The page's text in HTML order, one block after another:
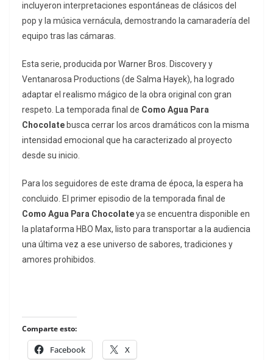
incluyeron interpretaciones espontáneas de clásicos del
pop y la música vernácula, demostrando la camaradería del
equipo tras las cámaras.
Esta serie, producida por Warner Bros. Discovery y
Ventanarosa Productions (de Salma Hayek), ha logrado
adaptar el realismo mágico de la obra original con gran
respeto. La temporada final de Como Agua Para
Chocolate busca cerrar los arcos dramáticos con la misma
intensidad emocional que ha caracterizado al proyecto
desde su inicio.
Para los seguidores de este drama de época, la espera ha
concluido. El primer episodio de la temporada final de
Como Agua Para Chocolateya se encuentra disponible en
la plataforma HBO Max, listo para transportar a la audiencia
una última vez a ese universo de sabores, tradiciones y
amores prohibidos.
Comparte esto:
Facebook X